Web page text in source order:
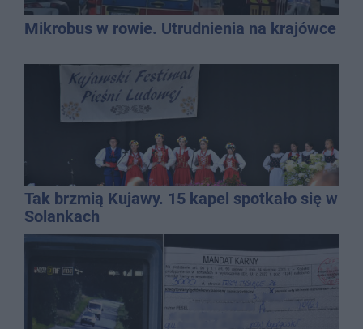
Mikrobus w rowie. Utrudnienia na krajówce
Tak brzmią Kujawy. 15 kapel spotkało się w
Solankach